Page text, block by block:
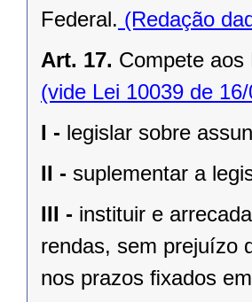
Federal. (Redação
Art. 17. Compete aos
(vide Lei 10039 de
I - legislar sobre
II - suplementar a
III - instituir e
rendas, sem prejuízo
nos prazos ﬁxados